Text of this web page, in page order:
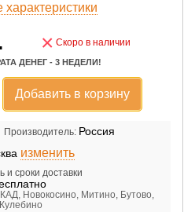
характеристики
× Скоро в наличии
ДЕНЕГ - 3 НЕДЕЛИ!
Добавить в корзину
Производитель: Россия
изменить
и сроки доставки
Новокосино, Митино, Бутово,